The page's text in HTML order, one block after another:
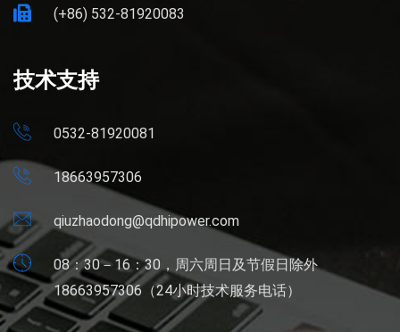
(+86) 532-81920083
技术支持
0532-81920081
18663957306
qiuzhaodong@qdhipower.com
08：30－16：30，周六周日及节假日除外
18663957306（24小时技术服务电话）